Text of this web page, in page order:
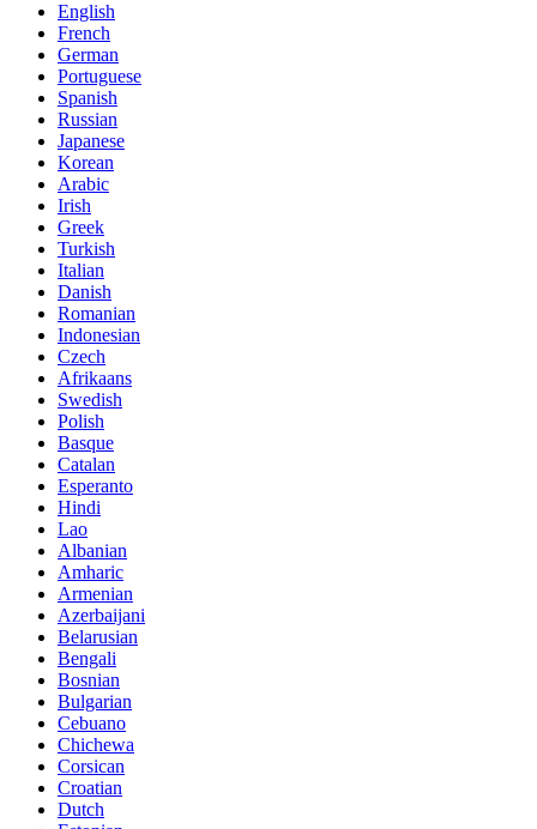
English
French
German
Portuguese
Spanish
Russian
Japanese
Korean
Arabic
Irish
Greek
Turkish
Italian
Danish
Romanian
Indonesian
Czech
Afrikaans
Swedish
Polish
Basque
Catalan
Esperanto
Hindi
Lao
Albanian
Amharic
Armenian
Azerbaijani
Belarusian
Bengali
Bosnian
Bulgarian
Cebuano
Chichewa
Corsican
Croatian
Dutch